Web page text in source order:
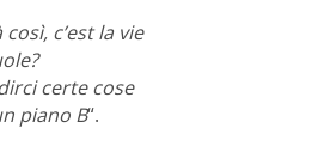
c’est la vie
certe cose
piano B“.